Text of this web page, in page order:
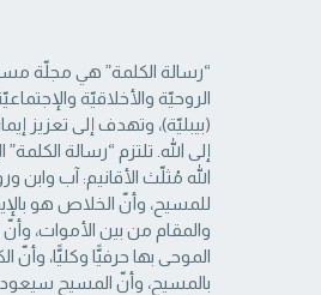
“رسالة الكلمة” هي مجلّة
الروحيّة والأخلاقيّة
(بيبليّة)، وتهدف إلى تعزيز
إلى الله. تلتزم “رسالة
الله مُثلّث الأقانيم: آب وابن
‏للمسيح، وأنّ الخلاص هو
والمقام من بين الأموات،
الموحى بها حرفيًّا وكليًّا،
بالمسيح، وأنّ المسيح ‏سيعود